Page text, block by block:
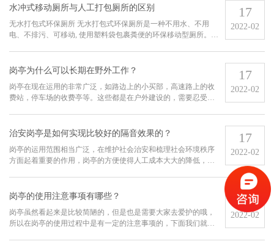
空间足够用，外观独特···
水冲式移动厕所与人工打包厕所的区别
无水打包式环保厕所 无水打包式环保厕所是一种不用水、不用
电、不排污、可移动, 使用塑料袋包裹粪便的环保移动型厕所。
17
2022-02
岗亭为什么可以长期在野外工作？
岗亭在现在运用的非常广泛，如路边上的小买部，高速路上的收
费站，停车场的收费亭等。这些都是在户外建设的，需要忍受风
架悉数通过防腐处···
17
2022-02
治安岗亭是如何实现比较好的隔音效果的？
岗亭的运用范围相当广泛，在维护社会治安和梳理社会环境秩序
方面起着重要的作用，岗亭的方便使得人工成本大大的降低，而
守的工作人员影响···
17
2022-02
岗亭的使用注意事项有哪些？
岗亭虽然看起来是比较简陋的，但是也是需要大家去爱护的哦，
所以在岗亭的使用过程中是有一定的注意事项的，下面我们就从
17
2022-02